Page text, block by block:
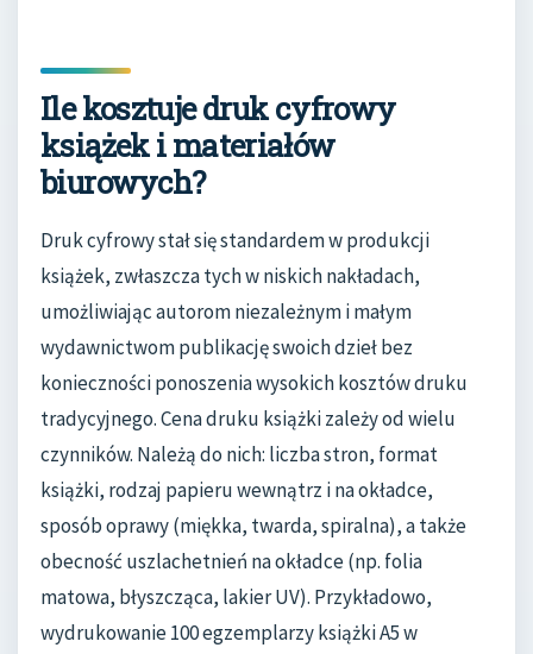
Ile kosztuje druk cyfrowy
książek i materiałów
biurowych?
Druk cyfrowy stał się standardem w produkcji
książek, zwłaszcza tych w niskich nakładach,
umożliwiając autorom niezależnym i małym
wydawnictwom publikację swoich dzieł bez
konieczności ponoszenia wysokich kosztów druku
tradycyjnego. Cena druku książki zależy od wielu
czynników. Należą do nich: liczba stron, format
książki, rodzaj papieru wewnątrz i na okładce,
sposób oprawy (miękka, twarda, spiralna), a także
obecność uszlachetnień na okładce (np. folia
matowa, błyszcząca, lakier UV). Przykładowo,
wydrukowanie 100 egzemplarzy książki A5 w